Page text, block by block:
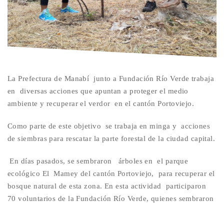
La Prefectura de Manabí junto a Fundación Río Verde trabaja
en diversas acciones que apuntan a proteger el medio
ambiente y recuperar el verdor en el cantón Portoviejo.
Como parte de este objetivo se trabaja en minga y acciones
de siembras para rescatar la parte forestal de la ciudad capital.
En días pasados, se sembraron árboles en el parque
ecológico El Mamey del cantón Portoviejo, para recuperar el
bosque natural de esta zona. En esta actividad participaron
70 voluntarios de la Fundación Río Verde, quienes sembraron